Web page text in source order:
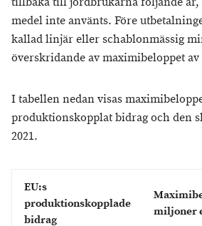
medel inte använts. Före
kallad linjär eller schablonmässig
överskridande av maximibeloppet
I tabellen nedan visas
produktionskopplat bidrag och den
2021.
EU:s
produktionskopplade
bidrag
miljoner